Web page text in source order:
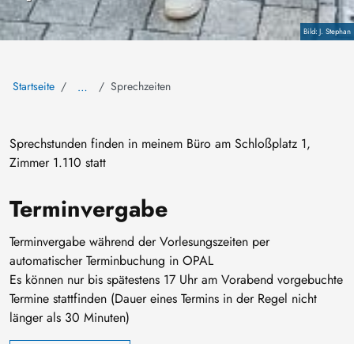
Copyright
J. Stephan
Startseite … Sprechzeiten
Sprechstunden finden in meinem Büro am Schloßplatz 1,
Zimmer 1.110 statt
Terminvergabe
Terminvergabe während der Vorlesungszeiten per
automatischer Terminbuchung in OPAL
Es können nur bis spätestens 17 Uhr am Vorabend vorgebuchte
Termine stattfinden (Dauer eines Termins in der Regel nicht
länger als 30 Minuten)